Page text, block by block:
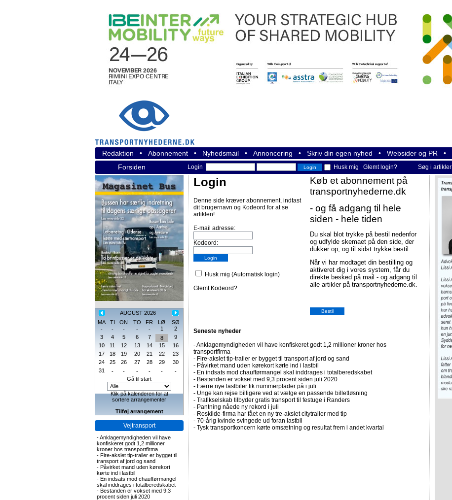
Redaktion • Abonnement • Nyhedsmail • Annoncering • Skriv din egen nyhed • Websider og PR •
Forsiden
Login Husk mig Glemt login? Søg i artikler
AUGUST 2026
MA
TI ON TO FR LØ
SØ
-
- - - - 1
2
3
4 5 6 7 8
9
10
11 12 13 14 15
16
17
18 19 20 21 22
23
24
25 26 27 28 29
30
31
- - - - -
-
Gå til start
Klik på kalenderen for at
sortere arrangementer
Tilføj arrangement
Vejtransport
-Anklagemyndigheden vil have
konfiskeret godt 1,2 millioner
kroner hos transportfirma
- Fire-akslet tip-trailer er bygget til
transport af jord og sand
- Påvirket mand uden kørekort
kørte ind i lastbil
- En indsats mod chaufførmangel
skal inddrages i totalberedskabet
- Bestanden er vokset med 9,3
procent siden juli 2020
Login
Denne side kræver abonnement, indtast
dit brugernavn og Kodeord for at se
artiklen!
E-mail adresse:
Kodeord:
Husk mig (Automatisk login)
Glemt Kodeord?
Køb et abonnement på
transportnyhederne.dk
- og få adgang til hele
siden - hele tiden
Du skal blot trykke på bestil nedenfor
og udfylde skemaet på den side, der
dukker op, og til sidst trykke bestil.
Når vi har modtaget din bestilling og
aktiveret dig i vores system, får du
direkte besked på mail - og adgang til
alle artikler på transportnyhederne.dk.
Seneste nyheder
-Anklagemyndigheden vil have konfiskeret godt 1,2 millioner kroner hos
transportfirma
- Fire-akslet tip-trailer er bygget til transport af jord og sand
- Påvirket mand uden kørekort kørte ind i lastbil
- En indsats mod chaufførmangel skal inddrages i totalberedskabet
- Bestanden er vokset med 9,3 procent siden juli 2020
- Færre nye lastbiler fik nummerplader på i juli
- Unge kan rejse billigere ved at vælge en passende billetløsning
- Trafikselskab tilbyder gratis transport til festuge i Randers
- Pantning nåede ny rekord i juli
- Roskilde-firma har fået en ny tre-akslet citytrailer med tip
- 70-årig kvinde svingede ud foran lastbil
- Tysk transportkoncern kørte omsætning og resultat frem i andet kvartal